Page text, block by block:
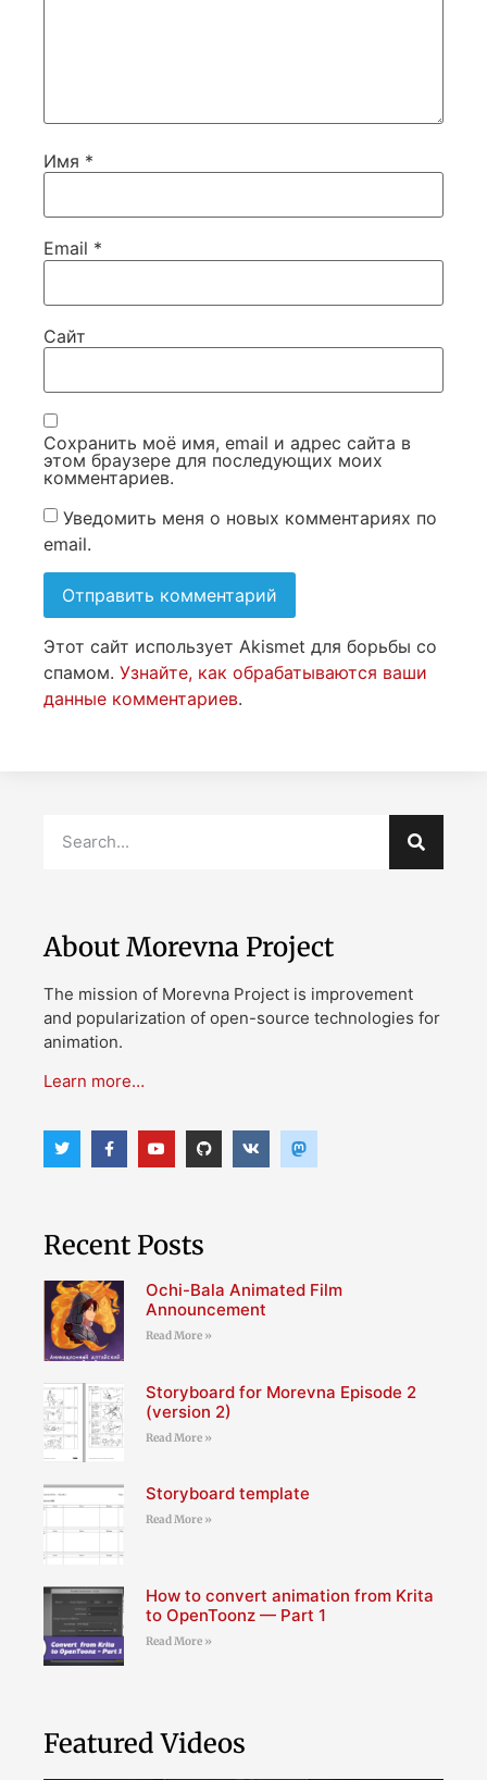
Имя *
Email *
Сайт
Сохранить моё имя, email и адрес сайта в
этом браузере для последующих моих
комментариев.
Уведомить меня о новых комментариях по
email.
Этот сайт использует Akismet для борьбы со
спамом. Узнайте, как обрабатываются ваши
данные комментариев.
About Morevna Project
The mission of Morevna Project is improvement
and popularization of open-source technologies for
animation.
Learn more…
Recent Posts
Ochi-Bala Animated Film
Announcement
Read More »
Storyboard for Morevna Episode 2
(version 2)
Read More »
Storyboard template
Read More »
How to convert animation from Krita
to OpenToonz — Part 1
Read More »
Featured Videos